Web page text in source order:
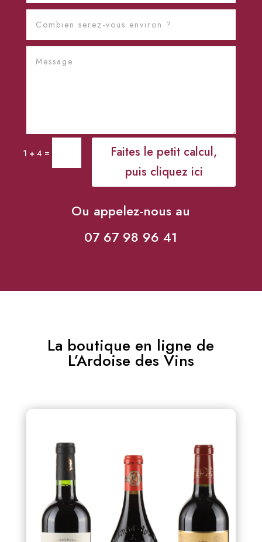
1 + 4 =
Faites le petit calcul,
puis cliquez ici
Ou appelez-nous au
07 67 98 96 41
La boutique en ligne de
L’Ardoise des Vins